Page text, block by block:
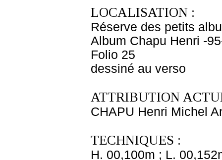
LOCALISATION :
Réserve des petits
Album Chapu Henri -
Folio 25
dessiné au verso
ATTRIBUTION
CHAPU Henri Michel
TECHNIQUES :
H. 00,100m ; L.